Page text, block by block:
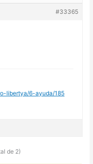
#33365
libertya/6-ayuda/185
de 2)